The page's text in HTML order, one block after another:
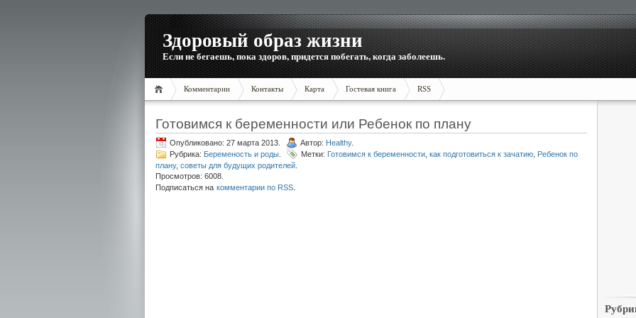
Здоровый образ жизни
Если не бегаешь, пока здоров, придется побегать, когда заболеешь.
Комментарии Контакты Карта Гостевая книга RSS
Готовимся к беременности или Ребенок по плану
Опубликовано: 27 марта 2013. Автор: Healthy.
Рубрика: Беременость и роды Метки: Готовимся к беременности как подготовиться к зачатию Ребенок по
плану, советы для будущих родителей
Просмотров: 6008.
Подписаться на комментарии по RSS.